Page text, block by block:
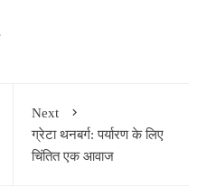
Next
ग्रेटा थनबर्ग: पर्यारण के लिए
चिंतित एक आवाज